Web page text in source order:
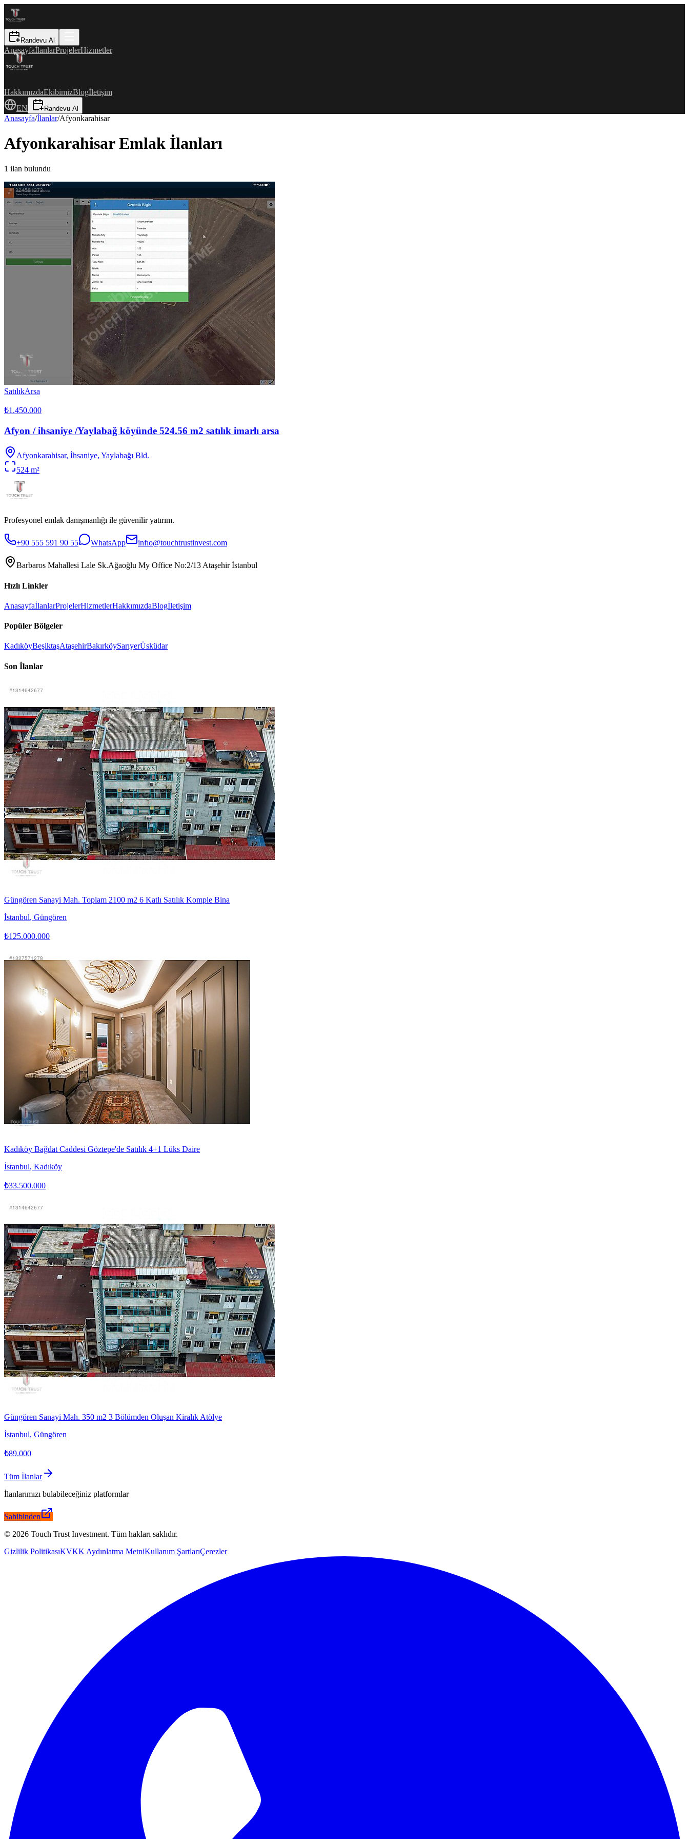
Randevu Al
AnasayfaİlanlarProjelerHizmetler
HakkımızdaEkibimizBlogİletişim
EN
Randevu Al
Anasayfa/İlanlar/Afyonkarahisar
Afyonkarahisar Emlak İlanları
1 ilan bulundu
SatılıkArsa
₺1.450.000
Afyon / ihsaniye /Yaylabağ köyünde 524.56 m2 satılık imarlı arsa
Afyonkarahisar, İhsaniye, Yaylabağı Bld.
524 m²
Profesyonel emlak danışmanlığı ile güvenilir yatırım.
+90 555 591 90 55 WhatsApp infıo@touchtrustinvest.com
Barbaros Mahallesi Lale Sk.Ağaoğlu My Office No:2/13 Ataşehir İstanbul
Hızlı Linkler
AnasayfaİlanlarProjelerHizmetlerHakkımızdaBlogİletişim
Popüler Bölgeler
KadıköyBeşiktaşAtaşehirBakırköySarıyerÜsküdar
Son İlanlar
Güngören Sanayi Mah. Toplam 2100 m2 6 Katlı Satılık Komple Bina
İstanbul, Güngören
₺125.000.000
Kadıköy Bağdat Caddesi Göztepe'de Satılık 4+1 Lüks Daire
İstanbul, Kadıköy
₺33.500.000
Güngören Sanayi Mah. 350 m2 3 Bölümden Oluşan Kiralık Atölye
İstanbul, Güngören
₺89.000
Tüm İlanlar
İlanlarımızı bulabileceğiniz platformlar
Sahibinden
© 2026 Touch Trust Investment. Tüm hakları saklıdır.
Gizlilik PolitikasıKVKK Aydınlatma MetniKullanım ŞartlarıÇerezler